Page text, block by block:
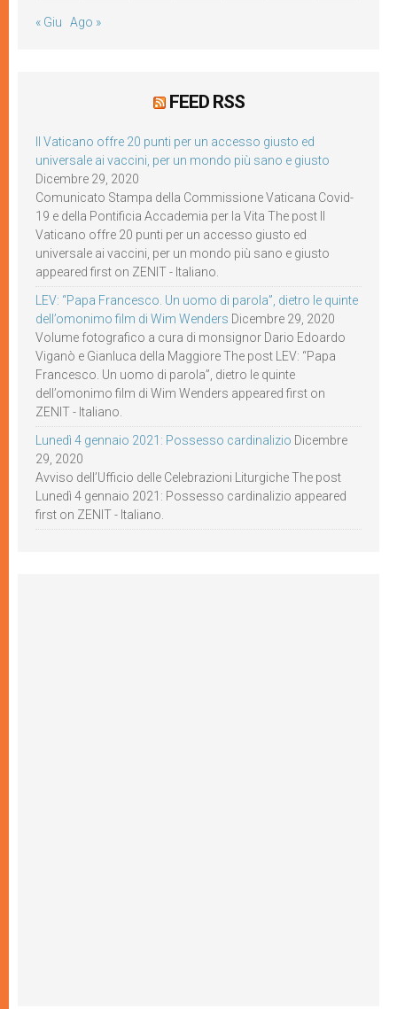
« Giu Ago »
FEED RSS
Il Vaticano offre 20 punti per un accesso giusto ed
universale ai vaccini, per un mondo più sano e giusto
Dicembre 29, 2020
Comunicato Stampa della Commissione Vaticana Covid-
19 e della Pontificia Accademia per la Vita The post Il
Vaticano offre 20 punti per un accesso giusto ed
universale ai vaccini, per un mondo più sano e giusto
appeared first on ZENIT - Italiano.
LEV: “Papa Francesco. Un uomo di parola”, dietro le quinte
dell’omonimo film di Wim Wenders Dicembre 29, 2020
Volume fotografico a cura di monsignor Dario Edoardo
Viganò e Gianluca della Maggiore The post LEV: “Papa
Francesco. Un uomo di parola”, dietro le quinte
dell’omonimo film di Wim Wenders appeared first on
ZENIT - Italiano.
Lunedì 4 gennaio 2021: Possesso cardinalizio Dicembre
29, 2020
Avviso dell’Ufficio delle Celebrazioni Liturgiche The post
Lunedì 4 gennaio 2021: Possesso cardinalizio appeared
first on ZENIT - Italiano.